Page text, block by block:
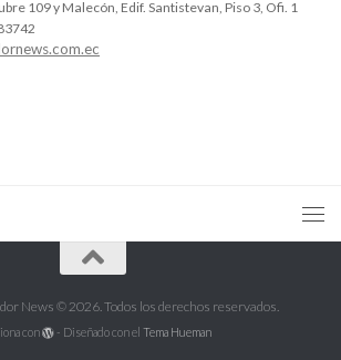
109 y Malecón, Edif. Santistevan, Piso 3, Ofi. 1
News © 2026. Todos los derechos reservados.
con - Diseñado con el Tema Hueman